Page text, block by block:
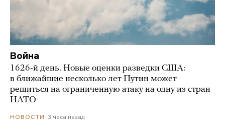
Война
1626-й день. Новые оценки разведки США:
в ближайшие несколько лет Путин может
решиться на ограниченную атаку на одну из стран
НАТО
НОВОСТИ 3 часа назад